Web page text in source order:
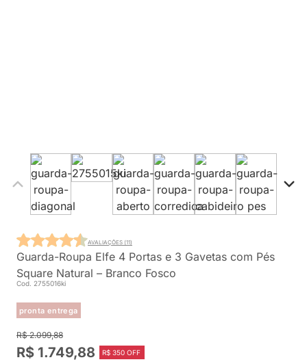
Guarda-Roupa Elfe 4 Portas e 3 Gavetas com Pés
Square Natural – Branco Fosco
Cod. 2755016ki
pronta entrega
AVALIAÇÕES (11)
R$ 2.099,88
R$ 1.749,88 R$ 350 OFF